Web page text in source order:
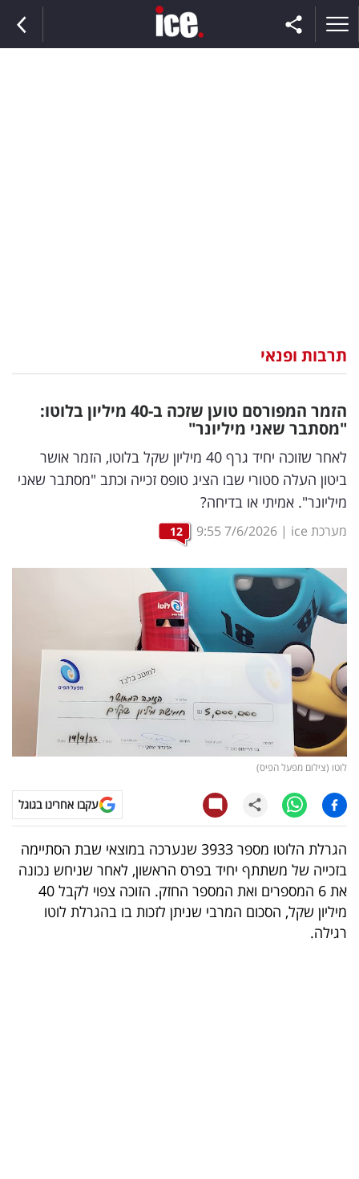
וצרכנות
דיגיטל
וטק
שיווק
ופרסום
מדדים
ומחקרים
דעות
רכילות
עסקית
קריפטו
ויראלי
טלוויזיה
עסקי
ספורט
קריירה
תרבות ופנאי
הזמר המפורסם טוען שזכה ב-40 מיליון בלוטו:
"מסתבר שאני מיליונר"
לאחר שזוכה יחיד גרף 40 מיליון שקל בלוטו, הזמר אושר
ביטון העלה סטורי שבו הציג טופס זכייה וכתב "מסתבר שאני
מיליונר". אמיתי או בדיחה?
מערכת ice |
7/6/2026
9:55
12
לוטו (צילום מפעל הפיס)
עקבו אחרינו בגוגל
הגרלת הלוטו מספר 3933 שנערכה במוצאי שבת הסתיימה
בזכייה של משתתף יחיד בפרס הראשון, לאחר שניחש נכונה
את 6 המספרים ואת המספר החזק. הזוכה צפוי לקבל 40
מיליון שקל, הסכום המרבי שניתן לזכות בו בהגרלת לוטו
רגילה.